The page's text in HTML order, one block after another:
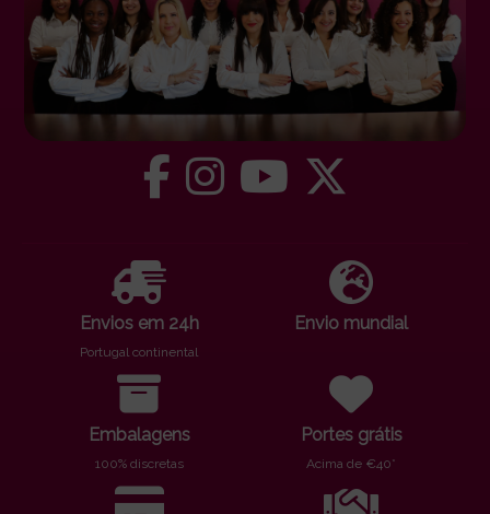
Envios em 24h
Portugal continental
Envio mundial
Embalagens
100% discretas
Portes grátis
Acima de €40*